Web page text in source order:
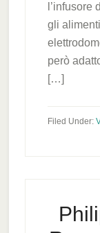
gli
però
[…]
Filed Under: